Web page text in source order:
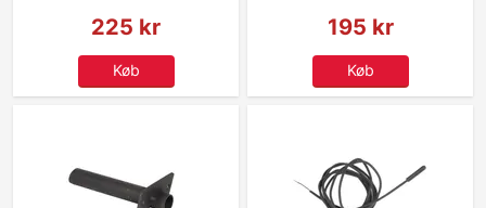
225 kr
Køb
195 kr
Køb